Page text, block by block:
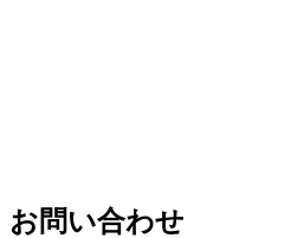
お問い合わせ